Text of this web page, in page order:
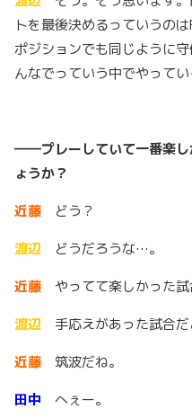
トを最後決めるっていうの
ポジションでも同じように
んなでっていう中でやってい
――プレーしていて一番楽し
ょうか？
近藤
どう？
渡辺
どうだろうな…。
近藤
やってて楽しかった
渡辺
手応えがあった試合
近藤
筑波だね。
田中
へぇー。